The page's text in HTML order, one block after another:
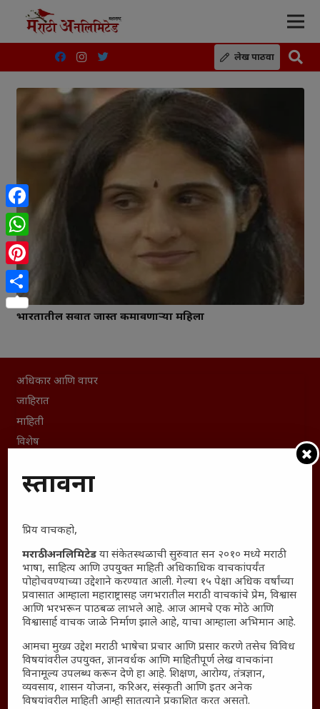
लेख पाठवा
भारतातील सर्वात जास्त कमावणाऱ्या महिला
अधिकार आणि वापर
जाहिरात
माहिती
विशेष
English To Marathi
Kruti Dev Unicode
Shop Unlimited
Thought For The Day
सामान्य आजारांवर गावठी उपाय – घरच्या घरी मिळवा प्राथमिक
आजच्या युगातील तरुण पिढी कुठे हरवली?
महाराष्ट्रातील किल्ल्यांचे महत्त्व : स्वराज्याच्या वैभवशाली इतिहासाचे
साक्षीदार
Facebook
WhatsApp
Pinterest
Share
प्रस्तावना
प्रिय वाचकहो,
मराठी अनलिमिटेड या संकेतस्थळाची सुरुवात सन २०१० मध्ये मराठी
भाषा, साहित्य आणि उपयुक्त माहिती अधिकाधिक वाचकांपर्यंत
पोहोचवण्याच्या उद्देशाने करण्यात आली. गेल्या १५ पेक्षा अधिक वर्षांच्या
प्रवासात आम्हाला महाराष्ट्रासह जगभरातील मराठी वाचकांचे प्रेम, विश्वास
आणि भरभरून पाठबळ लाभले आहे. आज आमचे एक मोठे आणि
विश्वासार्ह वाचक जाळे निर्माण झाले आहे, याचा आम्हाला अभिमान आहे.
आमचा मुख्य उद्देश मराठी भाषेचा प्रचार आणि प्रसार करणे तसेच विविध
विषयांवरील उपयुक्त, ज्ञानवर्धक आणि माहितीपूर्ण लेख वाचकांना
विनामूल्य उपलब्ध करून देणे हा आहे. शिक्षण, आरोग्य, तंत्रज्ञान,
व्यवसाय, शासन योजना, करिअर, संस्कृती आणि इतर अनेक
विषयांवरील माहिती आम्ही सातत्याने प्रकाशित करत असतो.